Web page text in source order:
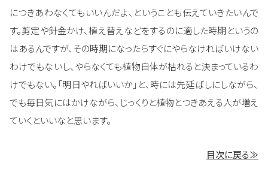
につきあわなくてもいいんだよ、ということも伝えていきたいんで
す。剪定や針金かけ、植え替えなどをするのに適した時期というの
はあるんですが、その時期になったらすぐにやらなければいけない
わけでもないし、やらなくても植物自体が枯れると決まっているわ
けでもない。「明日やればいいか」と、時には先延ばしにしながら、
でも毎日気にはかけながら、じっくりと植物とつきあえる人が増え
ていくといいなと思います。
目次に戻る≫